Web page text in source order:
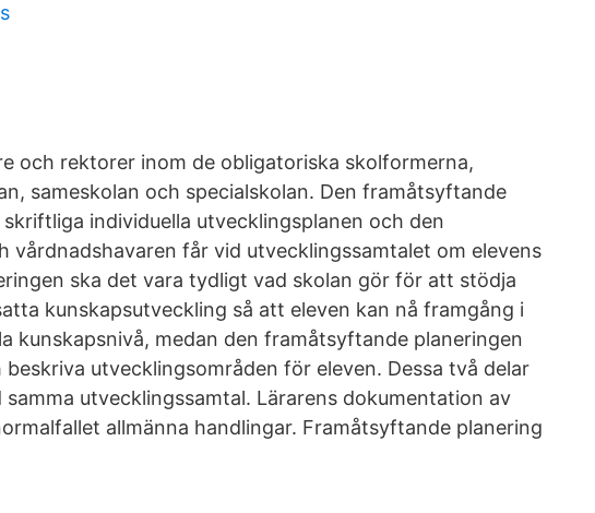
och rektorer inom de obligatoriska skolformerna,
sameskolan och specialskolan. Den framåtsyftande
individuella utvecklingsplanen och den
vårdnadshavaren får vid utvecklingssamtalet om elevens
ska det vara tydligt vad skolan gör för att stödja
kunskapsutveckling så att eleven kan nå framgång i
kunskapsnivå, medan den framåtsyftande planeringen
utvecklingsområden för eleven. Dessa två delar
utvecklingssamtal. Lärarens dokumentation av
allmänna handlingar. Framåtsyftande planering